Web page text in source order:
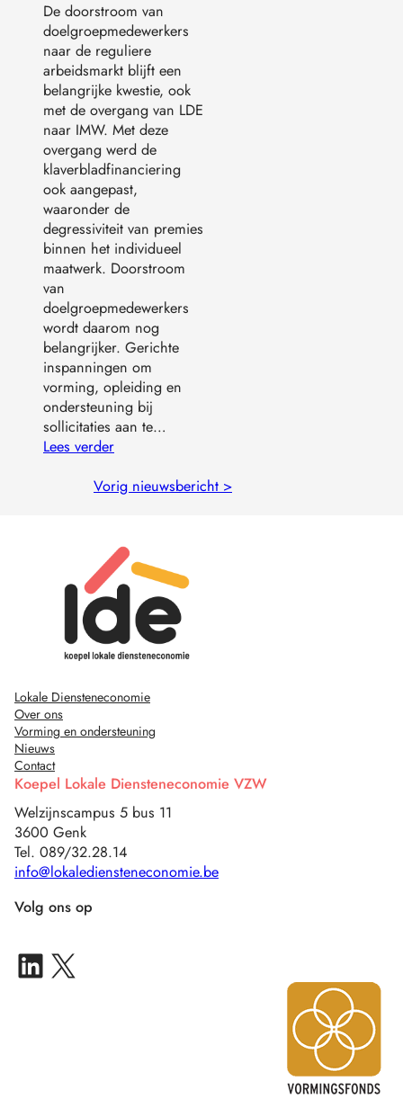
De doorstroom van
doelgroepmedewerkers
naar de reguliere
arbeidsmarkt blijft een
belangrijke kwestie, ook
met de overgang van LDE
naar IMW. Met deze
overgang werd de
klaverbladfinanciering
ook aangepast,
waaronder de
degressiviteit van premies
binnen het individueel
maatwerk. Doorstroom
van
doelgroepmedewerkers
wordt daarom nog
belangrijker. Gerichte
inspanningen om
vorming, opleiding en
ondersteuning bij
sollicitaties aan te…
Lees verder
Vorig nieuwsbericht >
Lokale Diensteneconomie
Over ons
Vorming en ondersteuning
Nieuws
Contact
Koepel Lokale Diensteneconomie VZW
Welzijnscampus 5 bus 11
3600 Genk
Tel. 089/32.28.14
info@lokalediensteneconomie.be
Volg ons op
LinkedIn IN-Z Multisite
X